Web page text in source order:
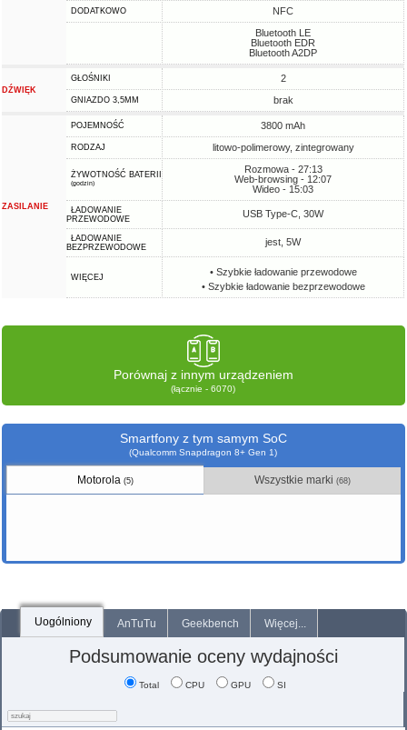
DODATKOWO
NFC
Bluetooth LE
Bluetooth EDR
Bluetooth A2DP
DŹWIĘK
GŁOŚNIKI 2
GNIAZDO 3,5MM brak
ZASILANIE
POJEMNOŚĆ 3800 mAh
RODZAJ litowo-polimerowy, zintegrowany
ŻYWOTNOŚĆ BATERII
(godzin)
Rozmowa - 27:13
Web-browsing - 12:07
Wideo - 15:03
ŁADOWANIE
PRZEWODOWE
USB Type-C, 30W
ŁADOWANIE
BEZPRZEWODOWE
jest, 5W
WIĘCEJ
• Szybkie ładowanie przewodowe
• Szybkie ładowanie bezprzewodowe
Porównaj z innym urządzeniem
(łącznie - 6070)
Smartfony z tym samym SoC
(Qualcomm Snapdragon 8+ Gen 1)
Motorola (5) Wszystkie marki (68)
Uogólniony AnTuTu Geekbench Więcej...
Podsumowanie oceny wydajności
Total CPU GPU SI